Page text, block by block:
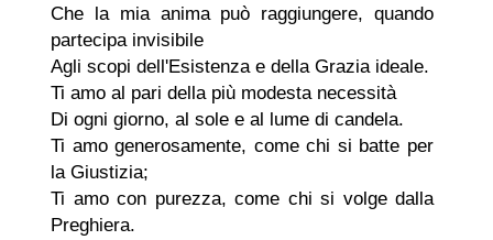
Che la mia anima può raggiungere, quando
partecipa invisibile
Agli scopi dell'Esistenza e della Grazia ideale.
Ti amo al pari della più modesta necessità
Di ogni giorno, al sole e al lume di candela.
Ti amo generosamente, come chi si batte per
la Giustizia;
Ti amo con purezza, come chi si volge dalla
Preghiera.